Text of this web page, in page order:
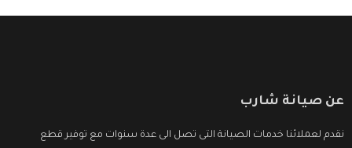
عن صيانة شارب
نقدم لعملائنا خدمات الصيانة التى تصل الى عدة سنوات مع توفير قطع